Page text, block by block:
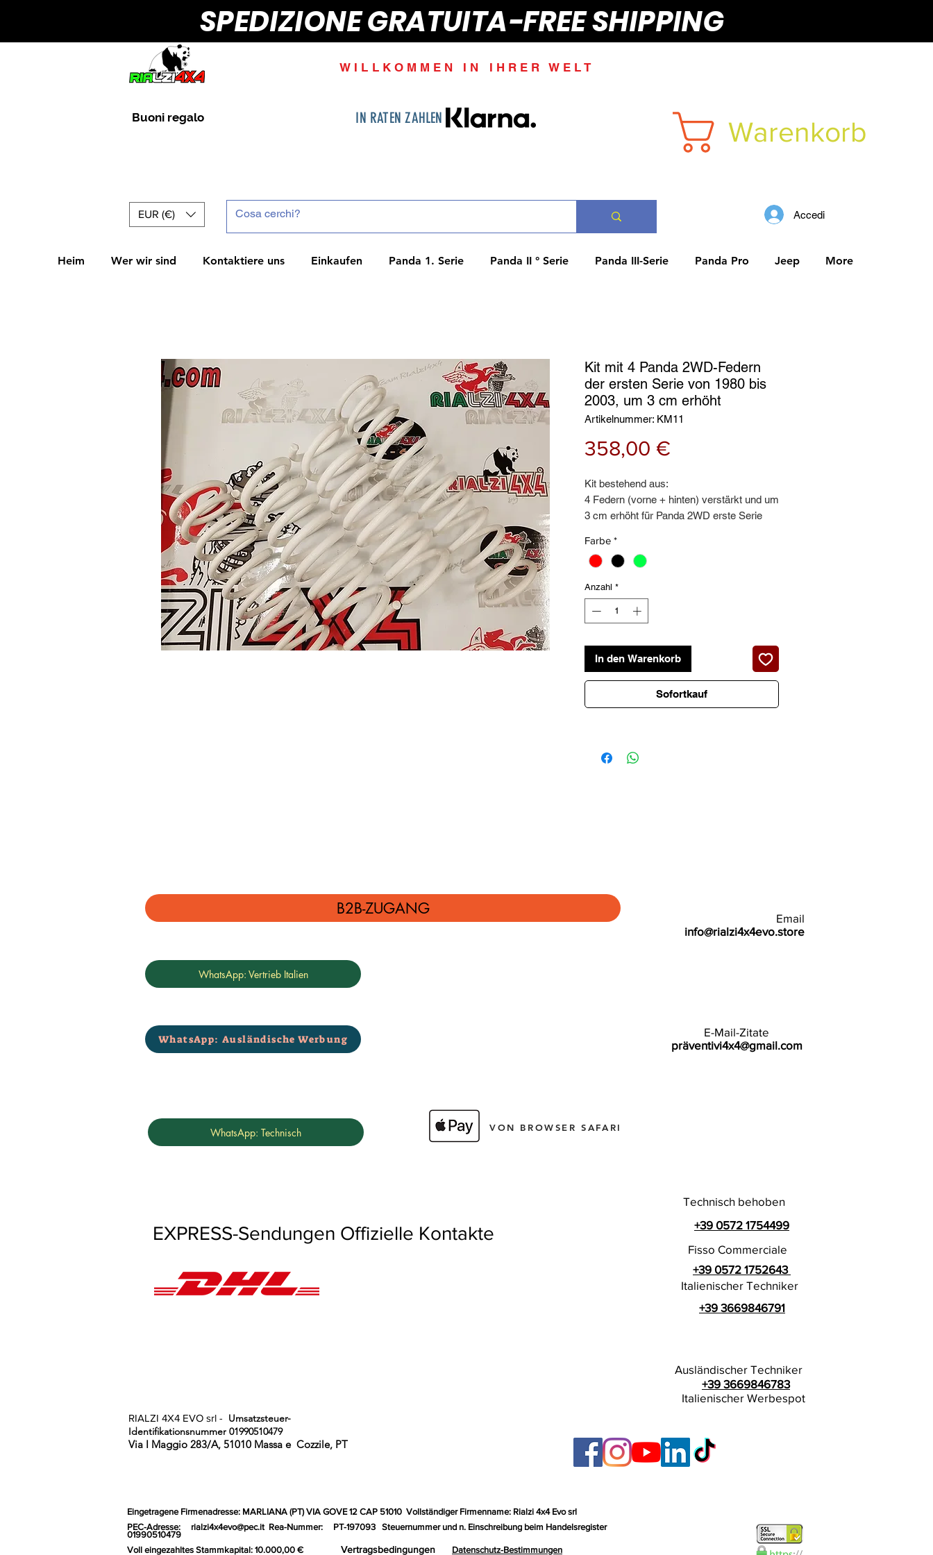
SPEDIZIONE GRATUITA-FREE SHIPPING
Buoni regalo
WILLKOMMEN IN IHRER WELT
IN RATEN ZAHLEN Warenkorb
EUR (€) Accedi
Heim Wer wir sind Kontaktiere uns Einkaufen Panda 1. Serie Panda II ° Serie Panda III-Serie Panda Pro Jeep More
Kit mit 4 Panda 2WD-Federn
der ersten Serie von 1980 bis
2003, um 3 cm erhöht
Artikelnummer: KM11
358,00 €
Kit bestehend aus:
4 Federn (vorne + hinten) verstärkt und um
3 cm erhöht für Panda 2WD erste Serie
Lasten verwenden
Lebenslange Garantie
Farbe *
Anzahl *
In den Warenkorb
Sofortkauf
B2B-ZUGANG
Email
info@rialzi4x4evo.store
WhatsApp: Vertrieb Italien
WhatsApp: Ausländische Werbung
E-Mail-Zitate
präventivi4x4@gmail.com
WhatsApp: Technisch VON BROWSER SAFARI
Technisch behoben
EXPRESS-Sendungen Offizielle Kontakte
+39 0572 1754499
Fisso Commerciale
+39 0572 1752643
Italienischer Techniker
+39 3669846791
Ausländischer Techniker
+39 3669846783
Italienischer Werbespot
RIALZI 4X4 EVO srl - Umsatzsteuer-
Identifikationsnummer 01990510479
Via I Maggio 283/A, 51010 Massa e Cozzile, PT
Eingetragene Firmenadresse: MARLIANA (PT) VIA GOVE 12 CAP 51010 Vollständiger Firmenname: Rialzi 4x4 Evo srl
PEC-Adresse:
rialzi4x4evo@pec.it Rea-Nummer: PT-197093 Steuernummer und n. Einschreibung beim Handelsregister
01990510479
Voll eingezahltes Stammkapital: 10.000,00 €
Vertragsbedingungen Datenschutz-Bestimmungen